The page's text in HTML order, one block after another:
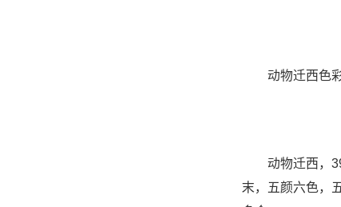
动物迁西色
动物迁西，395
末，五颜六色，